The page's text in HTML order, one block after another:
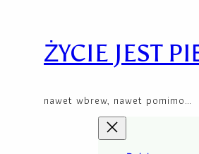
contentŻYCIE JEST
nawet wbrew, nawet pomimo…